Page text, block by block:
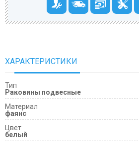
ХАРАКТЕРИСТИКИ
Тип
Раковины подвесные
Материал
фаянс
Цвет
белый